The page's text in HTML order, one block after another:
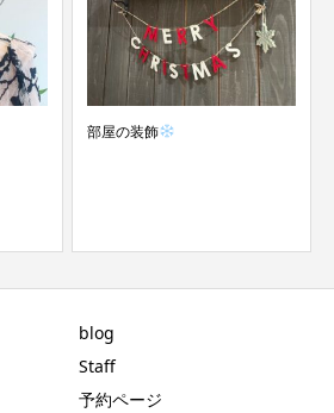
部屋の装飾
blog
Staff
予約ページ